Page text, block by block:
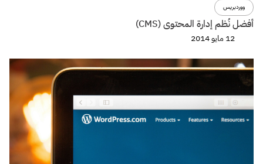
ووردبريس
أفضل نُظم إدارة المحتوى (CMS)
12 مايو 2014